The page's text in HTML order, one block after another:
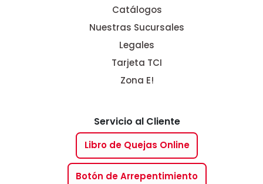
Catálogos
Nuestras Sucursales
Legales
Tarjeta TCI
Zona E!
Servicio al Cliente
Libro de Quejas Online
Botón de Arrepentimiento